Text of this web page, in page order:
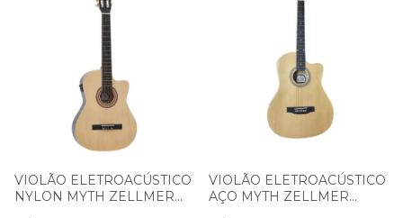
VIOLÃO ELETROACÚSTICO
NYLON MYTH ZELLMER
VIOLÃO ELETROACÚSTICO
AÇO MYTH ZELLMER